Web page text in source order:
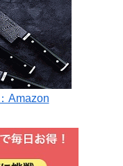
Amazon